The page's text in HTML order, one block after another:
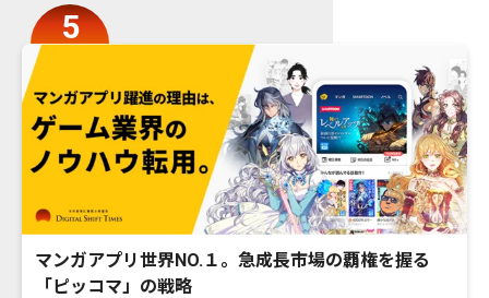
マンガアプリ世界NO.１。急成長市場の覇権を握る
「ピッコマ」の戦略